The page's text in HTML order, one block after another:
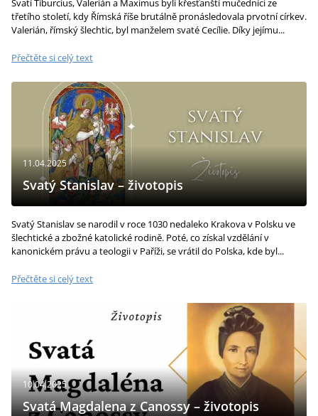
Svatí Tiburcius, Valerián a Maximus byli křesťanští mučedníci ze
třetího století, kdy Římská říše brutálně pronásledovala prvotní církev.
Valerián, římský šlechtic, byl manželem svaté Cecílie. Díky jejímu...
Přečtěte si celý text
11.04.2025
Svatý Stanislav – životopis
Svatý Stanislav se narodil v roce 1030 nedaleko Krakova v Polsku ve
šlechtické a zbožné katolické rodině. Poté, co získal vzdělání v
kanonickém právu a teologii v Paříži, se vrátil do Polska, kde byl...
Přečtěte si celý text
10.04.2025
Svatá Magdalena z Canossy – životopis